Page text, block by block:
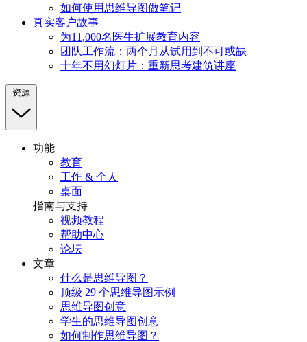
如何使用思维导图做笔记
真实客户故事
为11,000名医生扩展教育内容
团队工作流：两个月从试用到不可或缺
十年不用幻灯片：重新思考建筑讲座
资源
功能
教育
工作 & 个人
桌面
指南与支持
视频教程
帮助中心
论坛
文章
什么是思维导图？
顶级 29 个思维导图示例
思维导图创意
学生的思维导图创意
如何制作思维导图？